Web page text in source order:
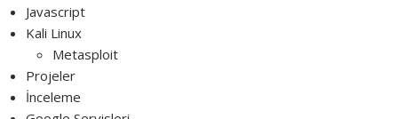
Javascript
Kali Linux
Metasploit
Projeler
İnceleme